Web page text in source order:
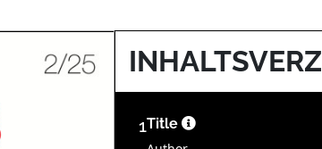
1Title